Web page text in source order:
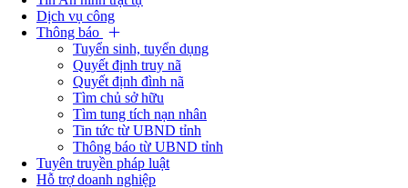
Dịch vụ công
Thông báo
Tuyển sinh, tuyển dụng
Quyết định truy nã
Quyết định đình nã
Tìm chủ sở hữu
Tìm tung tích nạn nhân
Tin tức từ UBND tỉnh
Thông báo từ UBND tỉnh
Tuyên truyền pháp luật
Hỗ trợ doanh nghiệp